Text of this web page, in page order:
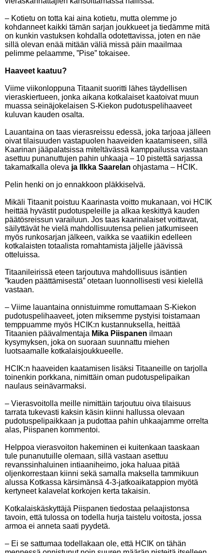
– Kotietu on totta kai aina kotietu, mutta olemme jo
kohdanneet kaikki tämän sarjan joukkueet ja tiedämme mitä
on kunkin vastuksen kohdalla odotettavissa, joten en näe
sillä olevan enää mitään väliä missä päin maailmaa
pelimme pelaamme, ”Pise” tokaisee.
Haaveet kaatuu?
Viime viikonloppuna Titaanit suoritti lähes täydellisen
vieraskiertueen, jonka aikana kotkalaiset kaatoivat muun
muassa seinäjokelaisen S-Kiekon pudotuspelihaaveet
kuluvan kauden osalta.
Lauantaina on taas vierasreissu edessä, joka tarjoaa jälleen
oivat tilaisuuden vastapuolen haaveiden kaatamiseen, sillä
Kaarinan jääpalatsissa miteltävässä kamppailussa vastaan
asettuu punanuttujen pahin uhkaaja – 10 pistettä sarjassa
takamatkalla oleva ja Ilkka Saarelan ohjastama – HCIK.
Pelin henki on jo ennakkoon pläkkiselvä.
Mikäli Titaanit poistuu Kaarinasta voitto mukanaan, voi HCIK
heittää hyvästit pudotuspeleille ja alkaa keskittyä kauden
päätösreissun varailuun. Jos taas kaarinalaiset voittavat,
säilyttävät he vielä mahdollisuutensa pelien jatkumiseen
myös runkosarjan jälkeen, vaikka se vaatiikin edelleen
kotkalaisten totaalista romahtamista jäljelle jäävissä
otteluissa.
Titaanileirissä eteen tarjoutuva mahdollisuus isäntien
”kauden päättämisestä” otetaan luonnollisesti vesi kielellä
vastaan.
– Viime lauantaina onnistuimme romuttamaan S-Kiekon
pudotuspelihaaveet, joten miksemme pystyisi toistamaan
temppuamme myös HCIK:n kustannuksella, heittää
Titaanien päävalmentaja Mika Piispanen ilmaan
kysymyksen, joka on suoraan suunnattu miehen
luotsaamalle kotkalaisjoukkueelle.
HCIK:n haaveiden kaatamisen lisäksi Titaaneille on tarjolla
toinenkin porkkana, nimittäin oman pudotuspelipaikan
naulaus seinävarmaksi.
– Vierasvoitolla meille nimittäin tarjoutuu oiva tilaisuus
tarrata tukevasti kaksin käsin kiinni hallussa olevaan
pudotuspelipaikkaan ja pudottaa pahin uhkaajamme orrelta
alas, Piispanen kommentoi.
Helppoa vierasvoiton hakeminen ei kuitenkaan taaskaan
tule punanutuille olemaan, sillä vastaan asettuu
revanssinhaluinen intiaaniheimo, joka haluaa pitää
oljenkorrestaan kiinni sekä samalla maksella tammikuun
alussa Kotkassa kärsimänsä 4-3-jatkoaikatappion myötä
kertyneet kalavelat korkojen kerta takaisin.
Kotkalaiskäskyttäjä Piispanen tiedostaa pelaajistonsa
tavoin, että tulossa on todella hurja taistelu voitosta, jossa
armoa ei anneta saati pyydetä.
– Ei se sattumaa todellakaan ole, että HCIK on tähän